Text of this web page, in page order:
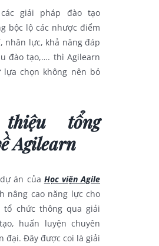
giải pháp đào tạo
bộc lộ các nhược điểm
nhân lực, khả năng đáp
đào tạo,…. thì Agilearn
chọn không nên bỏ
tổng
Agilearn
án của Học viện Agile
nâng cao năng lực cho
tổ chức thông qua giải
huấn luyện chuyên
đại. Đây được coi là giải